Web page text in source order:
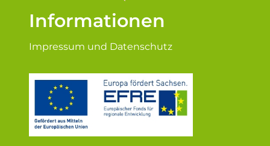
Informationen
Impressum und Datenschutz